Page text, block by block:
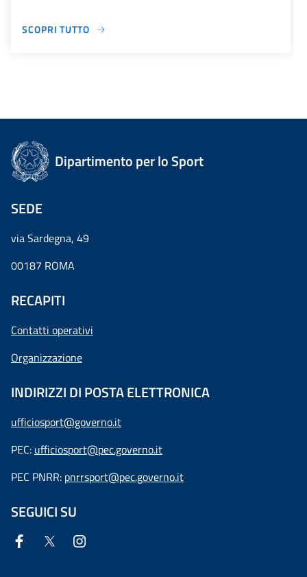
SCOPRI TUTTO
Dipartimento per lo Sport
SEDE
via Sardegna, 49
00187 ROMA
RECAPITI
Contatti operativi
Organizzazione
INDIRIZZI DI POSTA ELETTRONICA
ufficiosport@governo.it
PEC: ufficiosport@pec.governo.it
PEC PNRR: pnrrsport@pec.governo.it
SEGUICI SU